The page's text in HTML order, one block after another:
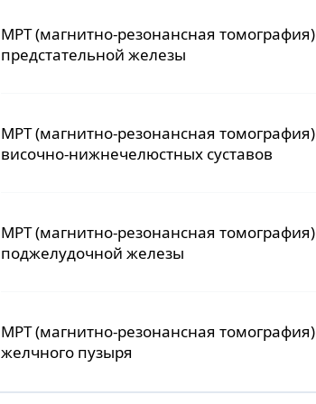
МРТ (магнитно-резонансная томография)
предстательной железы
МРТ (магнитно-резонансная томография)
височно-нижнечелюстных суставов
МРТ (магнитно-резонансная томография)
поджелудочной железы
МРТ (магнитно-резонансная томография)
желчного пузыря